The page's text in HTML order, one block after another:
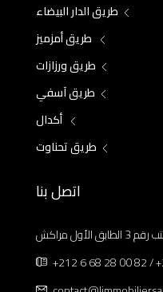
طريق الدار البيضاء
طريق أمزميز
طريق ورزازات
طريق آسفي
أكدال
طريق تحناوت
اتصل بنا
+212 6 68 28 00 82 /